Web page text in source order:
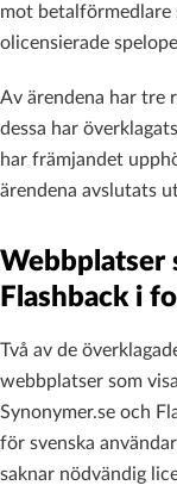
mot
olicensierade
Av ärendena har tre
dessa har
har främjandet
ärendena avslutats
Webbplatser
Flashback i
Två av de
webbplatser som
Synonymer.se och
för svenska
saknar nödvändig